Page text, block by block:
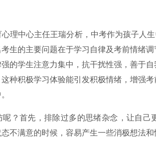
理中心主任王瑞分析，中考作为孩子人
生的主要问题在于学习自律及考前情绪
的学生注意力集中，抗干扰性强，善于
种积极学习体验能引发积极情绪，增强
？首先，排除过多的思绪杂念，让自己
不满意的时候，容易产生一些消极想法